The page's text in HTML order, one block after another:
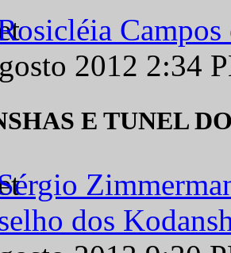
2012 2:34
E TUNEL
dos